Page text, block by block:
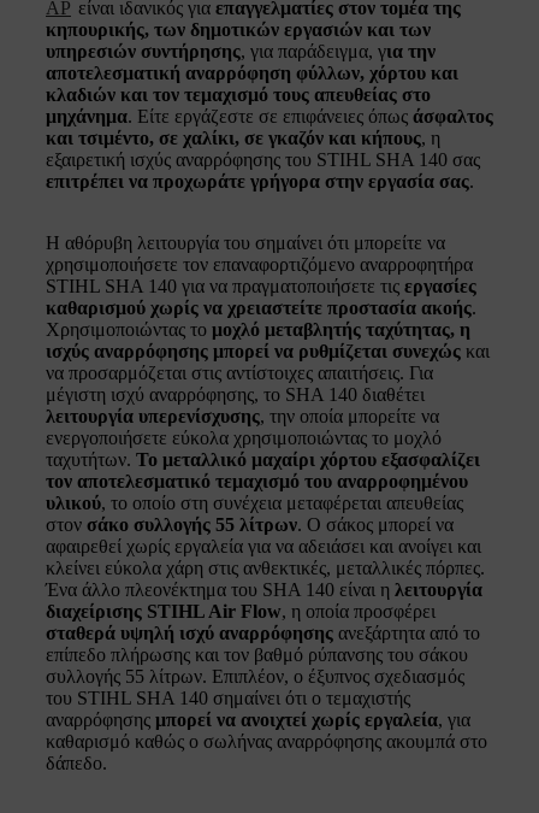
AP είναι ιδανικός για επαγγελματίες στον τομέα της
κηπουρικής, των δημοτικών εργασιών και των
υπηρεσιών συντήρησης, για παράδειγμα, για την
αποτελεσματική αναρρόφηση φύλλων, χόρτου και
κλαδιών και τον τεμαχισμό τους απευθείας στο
μηχάνημα. Είτε εργάζεστε σε επιφάνειες όπως άσφαλτος
και τσιμέντο, σε χαλίκι, σε γκαζόν και κήπους, η
εξαιρετική ισχύς αναρρόφησης του STIHL SHA 140 σας
επιτρέπει να προχωράτε γρήγορα στην εργασία σας.
Η αθόρυβη λειτουργία του σημαίνει ότι μπορείτε να
χρησιμοποιήσετε τον επαναφορτιζόμενο αναρροφητήρα
STIHL SHA 140 για να πραγματοποιήσετε τις εργασίες
καθαρισμού χωρίς να χρειαστείτε προστασία ακοής.
Χρησιμοποιώντας το μοχλό μεταβλητής ταχύτητας, η
ισχύς αναρρόφησης μπορεί να ρυθμίζεται συνεχώς και
να προσαρμόζεται στις αντίστοιχες απαιτήσεις. Για
μέγιστη ισχύ αναρρόφησης, το SHA 140 διαθέτει
λειτουργία υπερενίσχυσης, την οποία μπορείτε να
ενεργοποιήσετε εύκολα χρησιμοποιώντας το μοχλό
ταχυτήτων. Το μεταλλικό μαχαίρι χόρτου εξασφαλίζει
τον αποτελεσματικό τεμαχισμό του αναρροφημένου
υλικού, το οποίο στη συνέχεια μεταφέρεται απευθείας
στον σάκο συλλογής 55 λίτρων. Ο σάκος μπορεί να
αφαιρεθεί χωρίς εργαλεία για να αδειάσει και ανοίγει και
κλείνει εύκολα χάρη στις ανθεκτικές, μεταλλικές πόρπες.
Ένα άλλο πλεονέκτημα του SHA 140 είναι η λειτουργία
διαχείρισης STIHL Air Flow, η οποία προσφέρει
σταθερά υψηλή ισχύ αναρρόφησης ανεξάρτητα από το
επίπεδο πλήρωσης και τον βαθμό ρύπανσης του σάκου
συλλογής 55 λίτρων. Επιπλέον, ο έξυπνος σχεδιασμός
του STIHL SHA 140 σημαίνει ότι ο τεμαχιστής
αναρρόφησης μπορεί να ανοιχτεί χωρίς εργαλεία, για
καθαρισμό καθώς ο σωλήνας αναρρόφησης ακουμπά στο
δάπεδο.